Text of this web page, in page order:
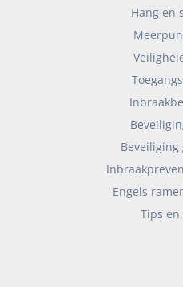
Hang en
Beveiliging
Engels
Tips en